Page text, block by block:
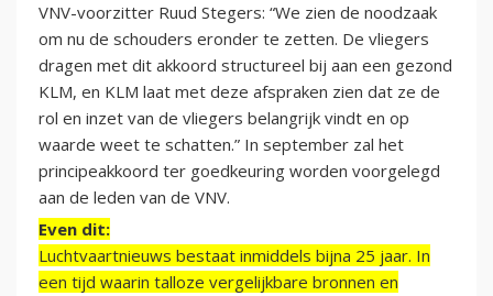
VNV-voorzitter Ruud Stegers: “We zien de noodzaak
om nu de schouders eronder te zetten. De vliegers
dragen met dit akkoord structureel bij aan een gezond
KLM, en KLM laat met deze afspraken zien dat ze de
rol en inzet van de vliegers belangrijk vindt en op
waarde weet te schatten.” In september zal het
principeakkoord ter goedkeuring worden voorgelegd
aan de leden van de VNV.
Even dit:
Luchtvaartnieuws bestaat inmiddels bijna 25 jaar. In
een tijd waarin talloze vergelijkbare bronnen en